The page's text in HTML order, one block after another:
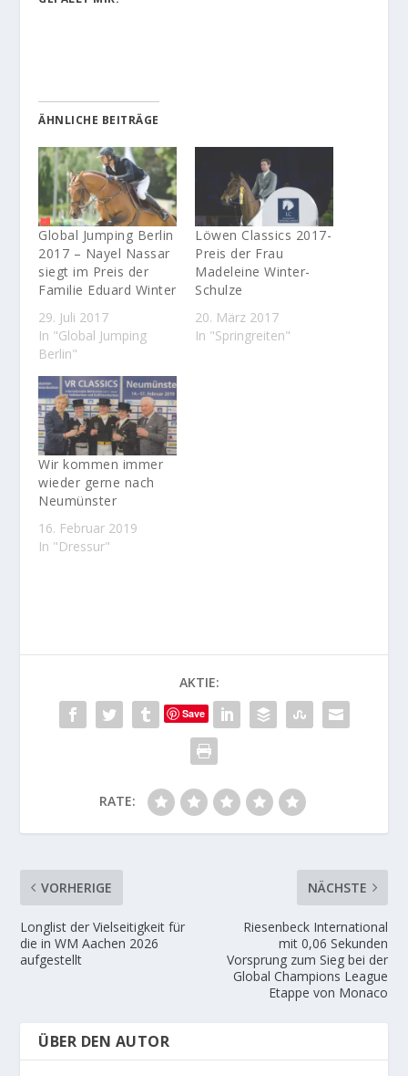
ÄHNLICHE BEITRÄGE
Global Jumping Berlin
2017 – Nayel Nassar
siegt im Preis der
Familie Eduard Winter
29. Juli 2017
In "Global Jumping
Berlin"
Löwen Classics 2017-
Preis der Frau
Madeleine Winter-
Schulze
20. März 2017
In "Springreiten"
Wir kommen immer
wieder gerne nach
Neumünster
16. Februar 2019
In "Dressur"
AKTIE:
Save
RATE:
VORHERIGE
Longlist der Vielseitigkeit für
die in WM Aachen 2026
aufgestellt
NÄCHSTE
Riesenbeck International
mit 0,06 Sekunden
Vorsprung zum Sieg bei der
Global Champions League
Etappe von Monaco
ÜBER DEN AUTOR